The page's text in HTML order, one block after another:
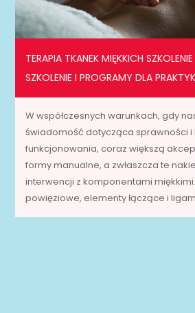
TERAPIA TKANEK MIĘKKICH
SZKOLENIE I PROGRAMY DLA
W współczesnych warunkach, gdy
świadomość dotycząca sprawności i
funkcjonowania, coraz większą
formy manualne, a zwłaszcza te
interwencji z komponentami miękkimi.
powięziowe, elementy łączące i